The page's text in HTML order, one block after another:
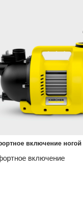
включение ногой
включение